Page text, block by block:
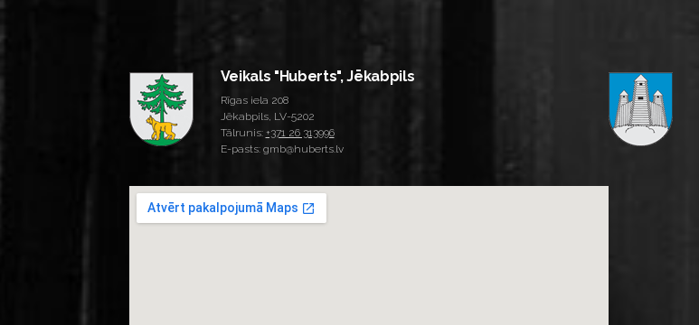
Veikals "Huberts", Jēkabpils
Rīgas iela 208
Jēkabpils, LV-5202
Tālrunis: +371 26 313996
E-pasts: gmb@huberts.lv